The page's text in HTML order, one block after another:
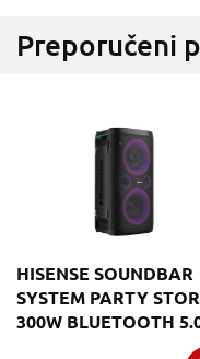
Preporučeni
HISENSE SOUNDBAR
SYSTEM PARTY
300W BLUETOOTH